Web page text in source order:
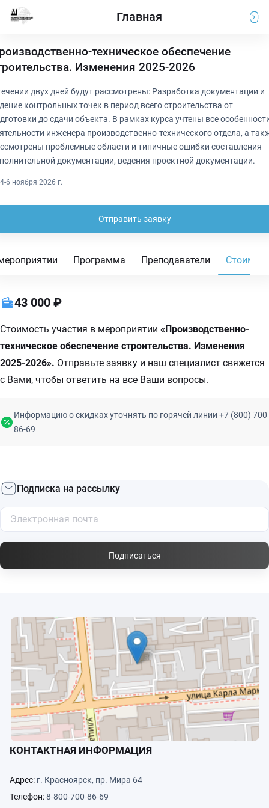
Главная
техническое обеспечение
Изменения 2025-2026
двух дней будут рассмотрены: Разработка документации и
контрольных точек в период всего строительства от
до сдачи объекта. В рамках курса учтены все
инженера производственно-технического отдела, а
проблемные области и типичные ошибки составления
документации, ведения проектной документации.
4-6 ноября 2026 г.
Отправить заявку
Программа Преподаватели
43 000 ₽
Стоимость участия в мероприятии «Производственно-
техническое обеспечение строительства. Изменения
2025-2026». Отправьте заявку и наш специалист свяжется
с Вами, чтобы ответить на все Ваши вопросы.
Информацию о скидках уточнять по горячей линии +7 (800) 700
86-69
Подписка на рассылку
Подписаться
КОНТАКТНАЯ ИНФОРМАЦИЯ
Адрес: г. Красноярск, пр. Мира 64
Телефон:8-800-700-86-69